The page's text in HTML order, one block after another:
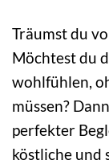
Träumst du
Möchtest du
wohlfühlen,
müssen?
perfekter
köstliche und